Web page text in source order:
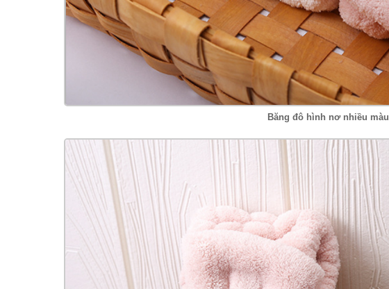
Băng đô hình nơ nhiều màu